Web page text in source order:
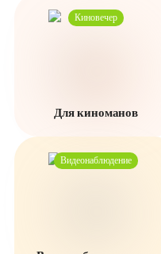
Для киноманов
Киновечер
Видеонаблюдение